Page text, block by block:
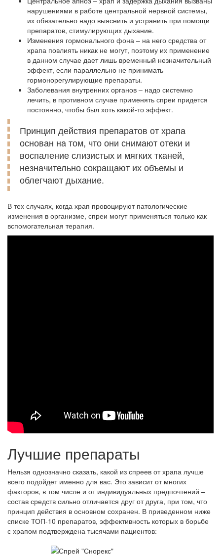
нарушениями в работе центральной нервной системы,
их обязательно надо выяснить и устранить при помощи
препаратов, стимулирующих дыхание.
Изменения гормонального фона – на него средства от
храпа повлиять никак не могут, поэтому их применение
в данном случае дает лишь временный незначительный
эффект, если параллельно не принимать
гормонорегулирующие препараты.
Заболевания внутренних органов – надо системно
лечить, в противном случае применять спреи придется
постоянно, чтобы был хоть какой-то эффект.
Принцип действия препаратов от храпа
основан на том, что они снимают отеки и
воспаление слизистых и мягких тканей,
незначительно сокращают их объемы и
облегчают дыхание.
В тех случаях, когда храп провоцируют патологические
изменения в организме, спреи могут применяться только как
вспомогательная терапия.
Лучшие препараты
Нельзя однозначно сказать, какой из спреев от храпа лучше
всего подойдет именно для вас. Это зависит от многих
факторов, в том числе и от индивидуальных предпочтений –
состав средств сильно отличается друг от друга, при том, что
принцип действия в основном сохранен. В приведенном ниже
списке ТОП-10 препаратов, эффективность которых в борьбе
с храпом подтверждена тысячами пациентов: